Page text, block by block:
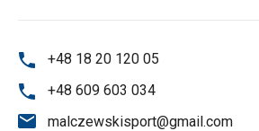
+48 18 20 120 05
+48 609 603 034
malczewskisport@gmail.com